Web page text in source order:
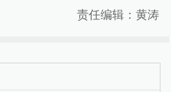
责任编辑：黄涛